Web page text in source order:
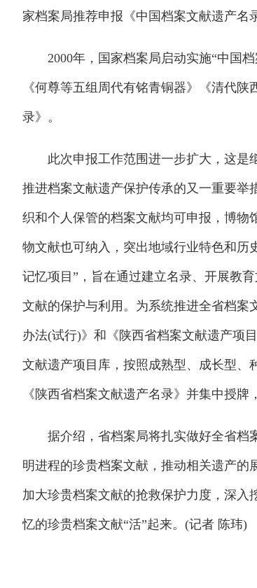
家档案局推荐申报《中国档案文献遗产名
2000年，国家档案局启动实施“中国档
《何尊等五组周代有铭青铜器》《清代
录》。
此次申报工作范围进一步扩大，这是继
推进档案文献遗产保护传承的又一重要举
织和个人保管的档案文献均可申报，博物
物文献也可纳入，突出地域行业特色和历
记忆项目”，旨在通过建立名录、开展教
文献的保护与利用。为系统推进全省档案
办法(试行)》和《陕西省档案文献遗产项
文献遗产项目库，按照成熟型、成长型、
《陕西省档案文献遗产名录》并集中授牌
据介绍，省档案局将扎实做好全省档
明进程的珍贵档案文献，推动相关遗产的
加大珍贵档案文献的抢救保护力度，深
忆的珍贵档案文献“活”起来。(记者 陈玮)